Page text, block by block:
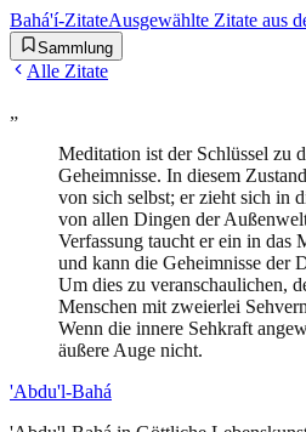
Bahá'í-ZitateAusgewählte Zitate aus
Sammlung
Alle Zitate
„
Meditation ist der Schlüssel zu
Geheimnisse. In diesem
von sich selbst; er zieht sich in
von allen Dingen der
Verfassung taucht er ein in das
und kann die Geheimnisse der
Um dies zu veranschaulichen,
Menschen mit zweierlei
Wenn die innere Sehkraft
äußere Auge nicht.
'Abdu'l-Bahá